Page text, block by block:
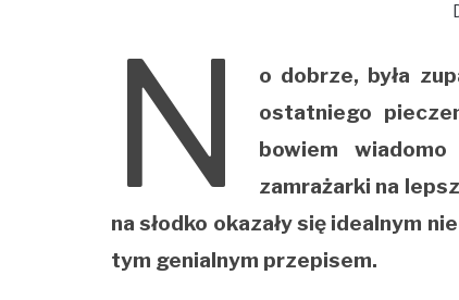
N
o dobrze, była
ostatniego
bowiem
zamrażarki na
na słodko okazały się idealnym
tym genialnym przepisem.